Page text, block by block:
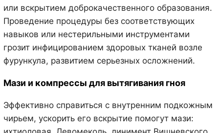
или вскрытием доброкачественного образования.
Проведение процедуры без соответствующих
навыков или нестерильными инструментами
грозит инфицированием здоровых тканей возле
фурункула, развитием серьезных осложнений.
Мази и компрессы для вытягивания гноя
Эффективно справиться с внутренним подкожным
чирьем, ускорить его вскрытие помогут мази: